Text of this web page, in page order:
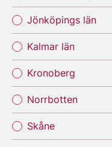
Jönköpings län
Kalmar län
Kronoberg
Norrbotten
Skåne